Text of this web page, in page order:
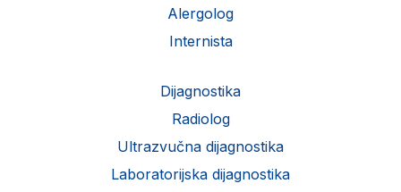
Alergolog
Internista
Dijagnostika
Radiolog
Ultrazvučna dijagnostika
Laboratorijska dijagnostika